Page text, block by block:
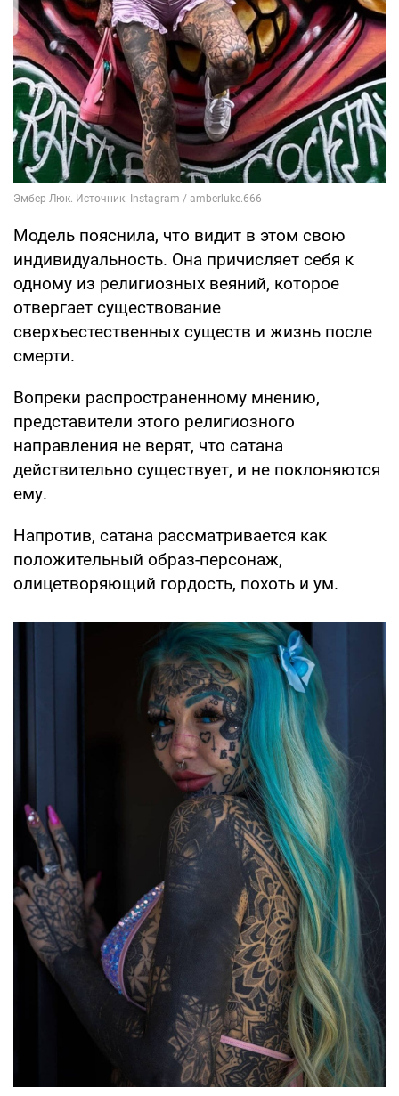
Модель пояснила, что видит в этом свою
индивидуальность. Она причисляет себя к
одному из религиозных веяний, которое
отвергает существование
сверхъестественных существ и жизнь после
смерти.
Вопреки распространенному мнению,
представители этого религиозного
направления не верят, что сатана
действительно существует, и не поклоняются
ему.
Напротив, сатана рассматривается как
положительный образ-персонаж,
олицетворяющий гордость, похоть и ум.